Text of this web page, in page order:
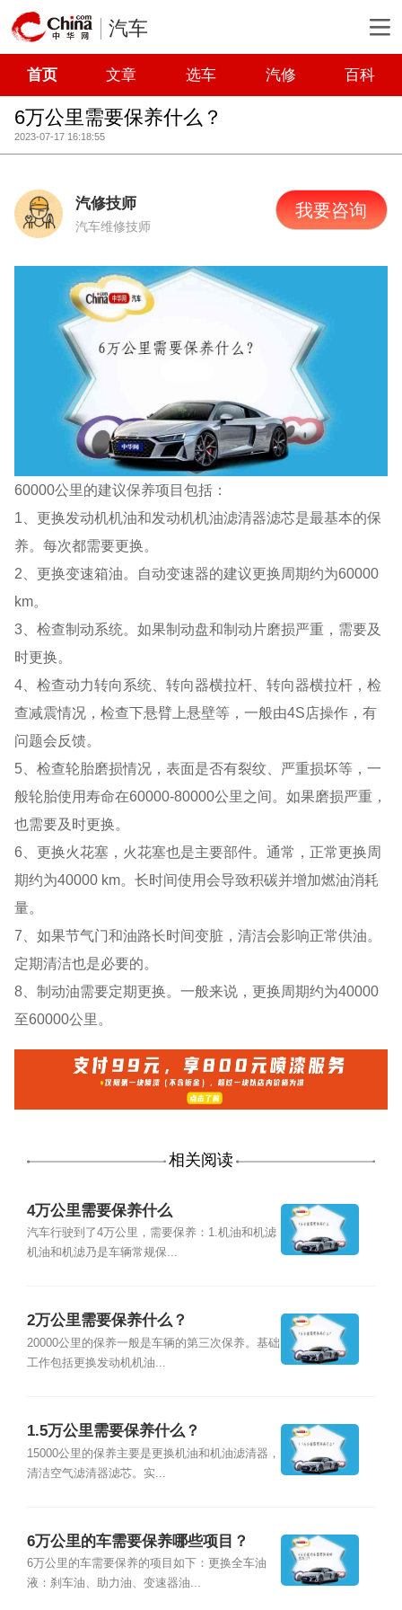
汽车
首页 文章 选车 汽修 百科
6万公里需要保养什么？
2023-07-17 16:18:55
汽修技师
汽车维修技师
我要咨询
60000公里的建议保养项目包括：
1、更换发动机机油和发动机机油滤清器滤芯是最基本的保
养。每次都需要更换。
2、更换变速箱油。自动变速器的建议更换周期约为60000
km。
3、检查制动系统。如果制动盘和制动片磨损严重，需要及
时更换。
4、检查动力转向系统、转向器横拉杆、转向器横拉杆，检
查减震情况，检查下悬臂上悬壁等，一般由4S店操作，有
问题会反馈。
5、检查轮胎磨损情况，表面是否有裂纹、严重损坏等，一
般轮胎使用寿命在60000-80000公里之间。如果磨损严重，
也需要及时更换。
6、更换火花塞，火花塞也是主要部件。通常，正常更换周
期约为40000 km。长时间使用会导致积碳并增加燃油消耗
量。
7、如果节气门和油路长时间变脏，清洁会影响正常供油。
定期清洁也是必要的。
8、制动油需要定期更换。一般来说，更换周期约为40000
至60000公里。
相关阅读
4万公里需要保养什么
汽车行驶到了4万公里，需要保养：1.机油和机滤
机油和机滤乃是车辆常规保...
2万公里需要保养什么？
20000公里的保养一般是车辆的第三次保养。基础
工作包括更换发动机机油...
1.5万公里需要保养什么？
15000公里的保养主要是更换机油和机油滤清器，
清洁空气滤清器滤芯。实...
6万公里的车需要保养哪些项目？
6万公里的车需要保养的项目如下：更换全车油
液：刹车油、助力油、变速器油...